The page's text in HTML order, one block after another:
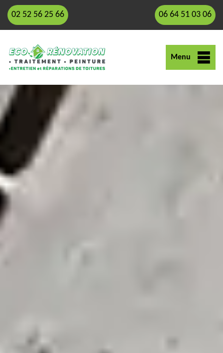
02 52 56 25 66 06 64 51 03 06
Menu